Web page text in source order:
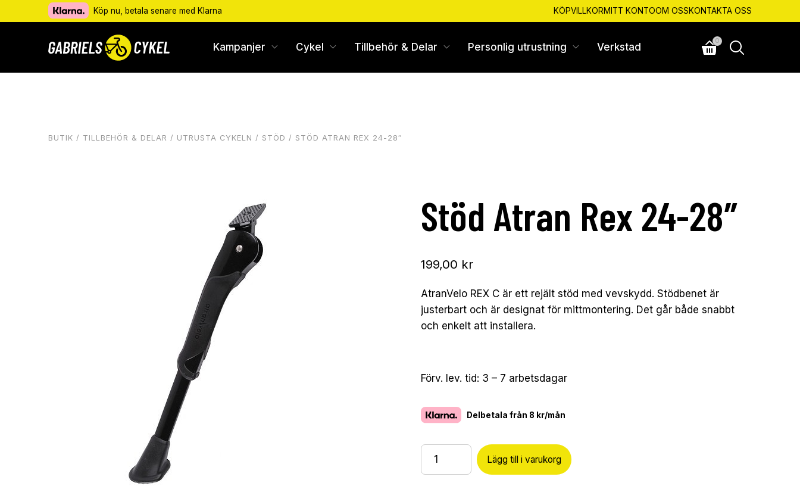
Köp nu, betala senare med Klarna KÖPVILLKORMITT KONTOOM OSSKONTAKTA OSS
Kampanjer Cykel Tillbehör & Delar Personlig utrustning Verkstad
0
BUTIK / TILLBEHÖR & DELAR / UTRUSTA CYKELN / STÖD / STÖD ATRAN REX 24-28″
Stöd Atran Rex 24-28″
199,00 kr
AtranVelo REX C är ett rejält stöd med vevskydd. Stödbenet är
justerbart och är designat för mittmontering. Det går både snabbt
och enkelt att installera.
Förv. lev. tid: 3 – 7 arbetsdagar
Delbetala från 8 kr/mån
Lägg till i varukorg